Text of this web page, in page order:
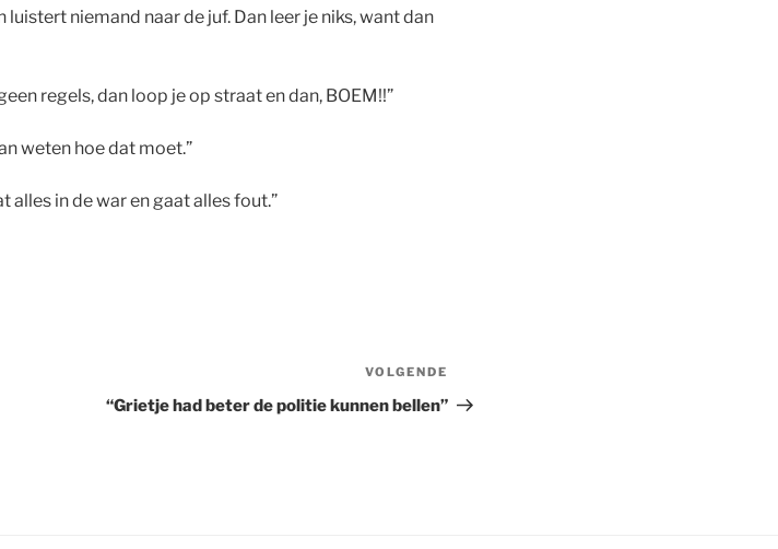
niemand naar de juf. Dan leer je niks, want dan
regels, dan loop je op straat en dan, BOEM!!”
weten hoe dat moet.”
alles in de war en gaat alles fout.”
VOLGENDE
“Grietje had beter de politie kunnen bellen”